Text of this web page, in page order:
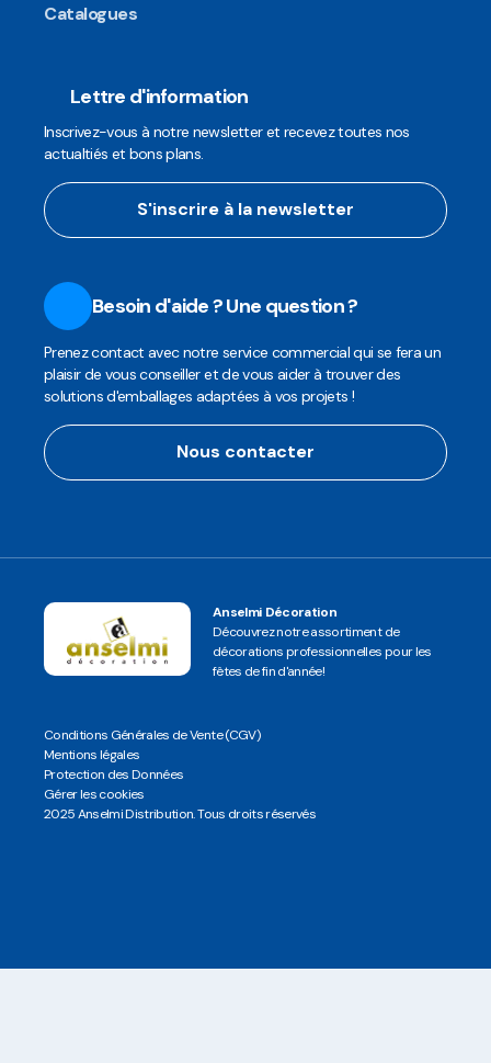
Catalogues
Lettre d'information
Inscrivez-vous à notre newsletter et recevez toutes nos
actualtiés et bons plans.
S'inscrire à la newsletter
Besoin d'aide ? Une question ?
Prenez contact avec notre service commercial qui se fera un
plaisir de vous conseiller et de vous aider à trouver des
solutions d'emballages adaptées à vos projets !
Nous contacter
Anselmi Décoration
Découvrez notre assortiment de
décorations professionnelles pour les
fêtes de fin d'année!
Conditions Générales de Vente (CGV)
Mentions légales
Protection des Données
Gérer les cookies
2025 Anselmi Distribution. Tous droits réservés